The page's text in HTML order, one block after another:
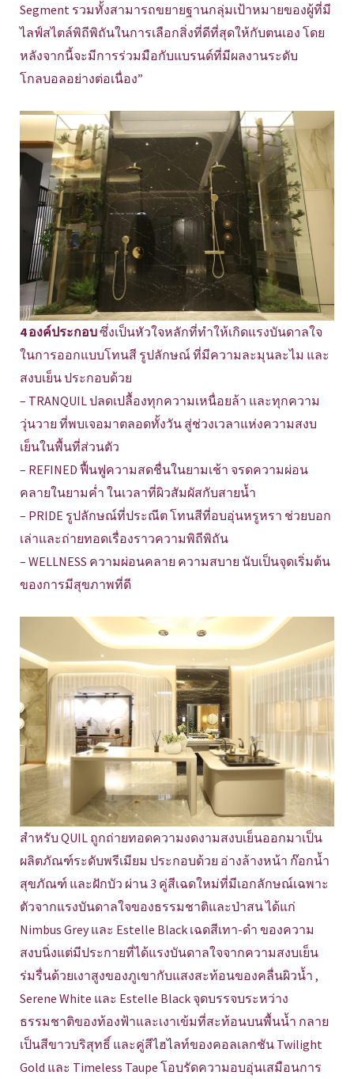
Segment รวมทั้งสามารถขยายฐานกลุ่มเป้าหมายของผู้ที่มี
ไลฟ์สไตล์พิถีพิถันในการเลือกสิ่งที่ดีที่สุดให้กับตนเอง โดย
หลังจากนี้จะมีการร่วมมือกับแบรนด์ที่มีผลงานระดับ
โกลบอลอย่างต่อเนื่อง”
4 องค์ประกอบซึ่งเป็นหัวใจหลักที่ทำให้เกิดแรงบันดาลใจ
ในการออกแบบโทนสี รูปลักษณ์ ที่มีความละมุนละไม และ
สงบเย็น ประกอบด้วย
– TRANQUIL ปลดเปลื้องทุกความเหนื่อยล้า และทุกความ
วุ่นวาย ที่พบเจอมาตลอดทั้งวัน สู่ช่วงเวลาแห่งความสงบ
เย็นในพื้นที่ส่วนตัว
– REFINED ฟื้นฟูความสดชื่นในยามเช้า จรดความผ่อน
คลายในยามค่ำ ในเวลาที่ผิวสัมผัสกับสายน้ำ
– PRIDE รูปลักษณ์ที่ประณีต โทนสีที่อบอุ่นหรูหรา ช่วยบอก
เล่าและถ่ายทอดเรื่องราวความพิถีพิถัน
– WELLNESS ความผ่อนคลาย ความสบาย นับเป็นจุดเริ่มต้น
ของการมีสุขภาพที่ดี
สำหรับ QUIL ถูกถ่ายทอดความงดงามสงบเย็นออกมาเป็น
ผลิตภัณฑ์ระดับพรีเมียม ประกอบด้วย อ่างล้างหน้า ก๊อกน้ำ
สุขภัณฑ์ และฝักบัว ผ่าน 3 คู่สีเฉดใหม่ที่มีเอกลักษณ์เฉพาะ
ตัวจากแรงบันดาลใจของธรรมชาติและป่าสน ได้แก่
Nimbus Grey และ Estelle Black เฉดสีเทา-ดำ ของความ
สงบนิ่งแต่มีประกายที่ได้แรงบันดาลใจจากความสงบเย็น
ร่มรื่นด้วยเงาสูงของภูเขากับแสงสะท้อนของคลื่นผิวน้ำ ,
Serene White และ Estelle Black จุดบรรจบระหว่าง
ธรรมชาติของท้องฟ้าและเงาเข้มที่สะท้อนบนพื้นน้ำ กลาย
เป็นสีขาวบริสุทธิ์ และคู่สีไฮไลท์ของคอลเลกชัน Twilight
Gold และ Timeless Taupe โอบรัดความอบอุ่นเสมือนการ